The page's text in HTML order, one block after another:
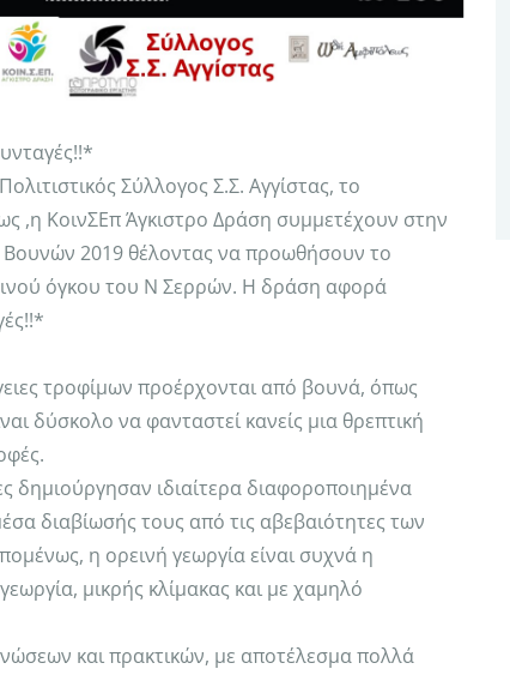
Σύλλογος Σ.Σ. Αγγίστας, το
,η ΚοινΣΕπ Άγκιστρο Δράση συμμετέχουν στην
2019 θέλοντας να προωθήσουν το
όγκου του Ν Σερρών. Η δράση αφορά
τροφίμων προέρχονται από βουνά, όπως
δύσκολο να φανταστεί κανείς μια θρεπτική
δημιούργησαν ιδιαίτερα διαφοροποιημένα
διαβίωσής τους από τις αβεβαιότητες των
η ορεινή γεωργία είναι συχνά η
μικρής κλίμακας και με χαμηλό
και πρακτικών, με αποτέλεσμα πολλά